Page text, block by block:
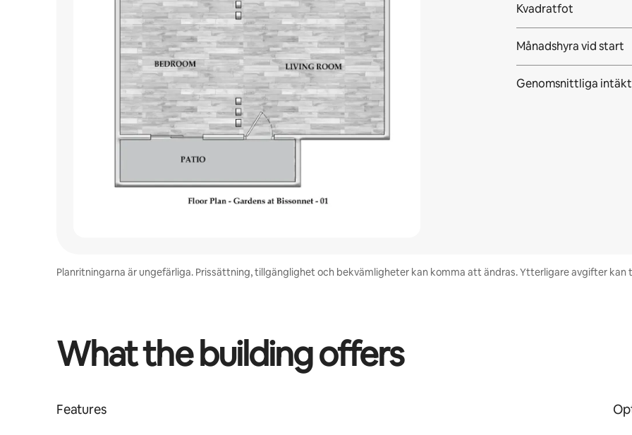
Kvadratfot
Månadshyra vid start
Genomsnittliga
Planritningarna är ungefärliga. Prissättning, tillgänglighet och bekvämligheter kan komma att ändras. Ytterligare avgifter
What the building offers
Features